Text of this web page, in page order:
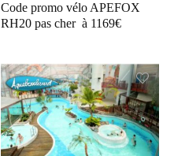
Code promo vélo APEFOX
RH20 pas cher à 1169€